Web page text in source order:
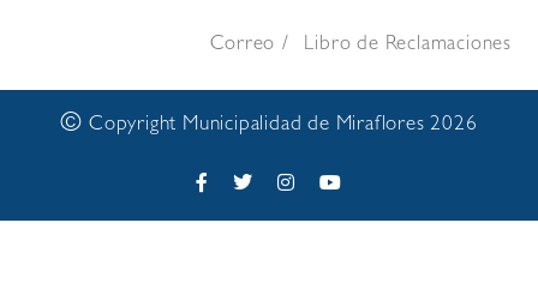
Correo Libro de Reclamaciones
© Copyright Municipalidad de Miraflores 2026